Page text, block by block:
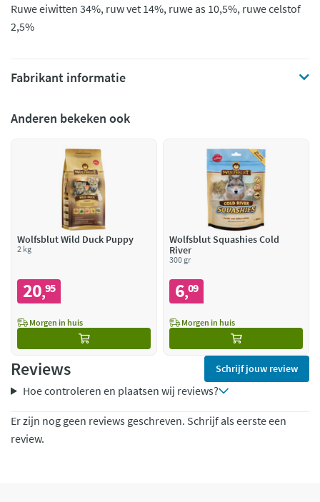
Ruwe eiwitten 34%, ruw vet 14%, ruwe as 10,5%, ruwe celstof
2,5%
Fabrikant informatie
Anderen bekeken ook
Wolfsblut Wild Duck Puppy
2 kg
20,95
Morgen in huis
Wolfsblut Squashies Cold
River
300 gr
6,09
Morgen in huis
Reviews Schrijf jouw review
Hoe controleren en plaatsen wij reviews?
Er zijn nog geen reviews geschreven. Schrijf als eerste een
review.